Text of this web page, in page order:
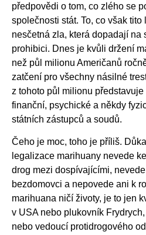
předpovědi o tom, co zlého se
společnosti stát. To, co však
nesčetná zla, která dopadají na
prohibici. Dnes je kvůli držení
než půl milionu Američanů
zatčení pro všechny násilné
z tohoto půl milionu
finanční, psychické a někdy
státních zástupců a soudů.
Čeho je moc, toho je příliš.
legalizace marihuany nevede
drog mezi dospívajícími,
bezdomovci a nepovede ani k
marihuana ničí životy, je to jen
v USA nebo plukovník
nebo vedoucí protidrogového